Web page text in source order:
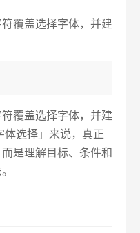
覆盖选择字体，并建
覆盖选择字体，并建
选择」来说，真正
是理解目标、条件和